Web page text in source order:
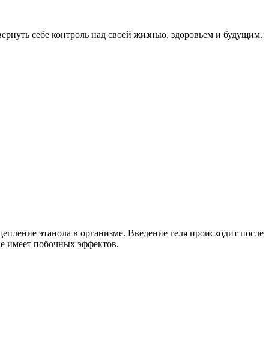
себе контроль над своей жизнью, здоровьем и будущим.
этанола в организме. Введение геля происходит после
имеет побочных эффектов.